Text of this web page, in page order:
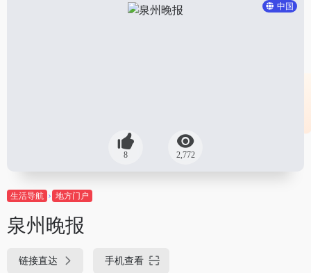
中国
8 2,772
生活导航 地方门户
泉州晚报
链接直达 手机查看